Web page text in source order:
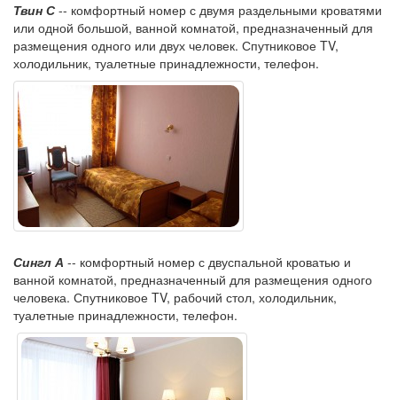
Твин С -- комфортный номер с двумя раздельными кроватями
или одной большой, ванной комнатой, предназначенный для
размещения одного или двух человек. Спутниковое TV,
холодильник, туалетные принадлежности, телефон.
Сингл А -- комфортный номер с двуспальной кроватью и
ванной комнатой, предназначенный для размещения одного
человека. Спутниковое TV, рабочий стол, холодильник,
туалетные принадлежности, телефон.